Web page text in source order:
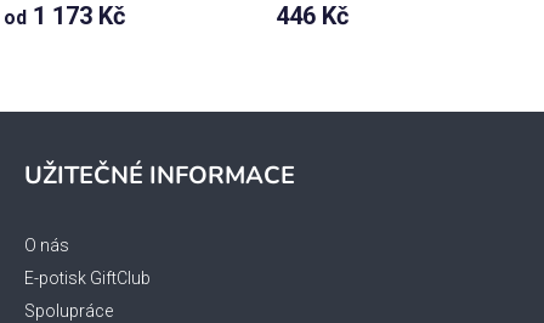
od 1 173 Kč 446 Kč
UŽITEČNÉ INFORMACE
O nás
E-potisk GiftClub
Spolupráce